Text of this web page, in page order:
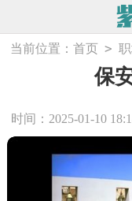
当前位置：首页 >
保
时间：2025-01-10